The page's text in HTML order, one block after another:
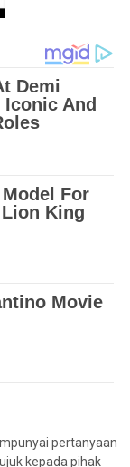
pertanyaan
kepada pihak